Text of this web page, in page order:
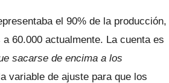
el 90% de la producción,
60.000 actualmente. La cuenta es
sacarse de encima a los
variable de ajuste para que los